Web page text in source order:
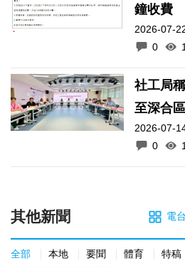
鐘收費
2026-07-
0
社工局
至深合區
2026-07-
0
其他新聞 電台
全部 本地 要聞 體育 特稿